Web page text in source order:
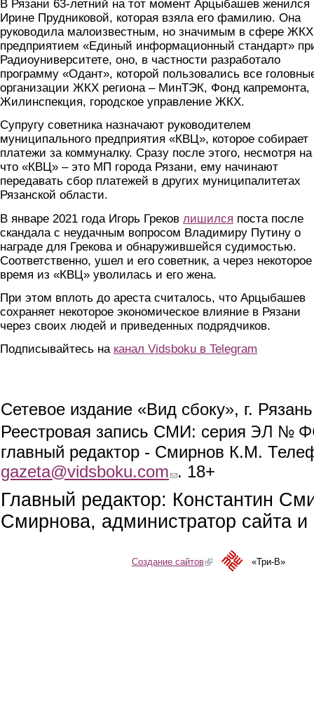
В Рязани 63-летний на тот момент Арцыбашев женился
Ирине Прудниковой, которая взяла его фамилию. Она
руководила малоизвестным, но значимым в сфере ЖКХ
предприятием «Единый информационный стандарт»
Радиоуниверситете, оно, в частности разработало
программу «Одант», которой пользовались все
организации ЖКХ региона – МинТЭК, Фонд капремонта,
Жилинспекция, городское управление ЖКХ.
Супругу советника назначают руководителем
муниципального предприятия «КВЦ», которое собирает
платежи за коммуналку. Сразу после этого, несмотря
что «КВЦ» – это МП города Рязани, ему начинают
передавать сбор платежей в других муниципалитетах
Рязанской области.
В январе 2021 года Игорь Греков лишился поста после
скандала с неудачным вопросом Владимиру Путину о
награде для Грекова и обнаружившейся судимостью.
Соответственно, ушел и его советник, а через некоторое
время из «КВЦ» уволилась и его жена.
При этом вплоть до ареста считалось, что Арцыбашев
сохраняет некоторое экономическое влияние в Рязани
через своих людей и приведенных подрядчиков.
Подписывайтесь на канал Vidsboku в Telegram
Сетевое издание «Вид сбоку», г.
Реестровая запись СМИ: серия ЭЛ №
главный редактор - Смирнов К.М.
gazeta@vidsboku.com (link sends e-mail)
. 18+
Главный редактор: Константин
Смирнова, администратор сайта
Создание сайтов(link is external)«Три-В»